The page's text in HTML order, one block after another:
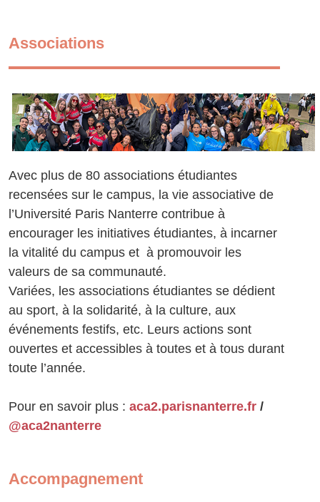
Associations
Avec plus de 80 associations étudiantes
recensées sur le campus, la vie associative de
l’Université Paris Nanterre contribue à
encourager les initiatives étudiantes, à incarner
la vitalité du campus et à promouvoir les
valeurs de sa communauté.
Variées, les associations étudiantes se dédient
au sport, à la solidarité, à la culture, aux
événements festifs, etc. Leurs actions sont
ouvertes et accessibles à toutes et à tous durant
toute l’année.
Pour en savoir plus : aca2.parisnanterre.fr /
@aca2nanterre
Accompagnement